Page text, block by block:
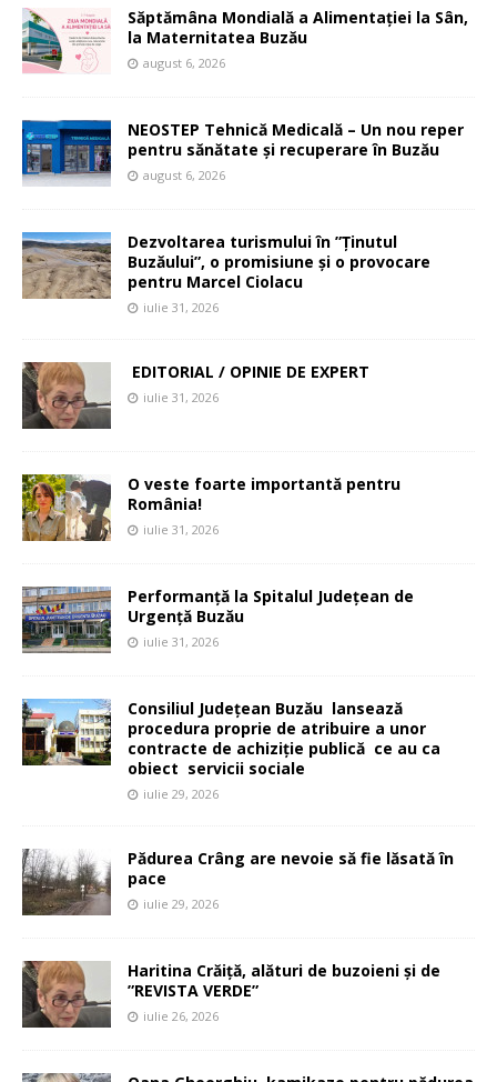
Săptămâna Mondială a Alimentației la Sân,
la Maternitatea Buzău
august 6, 2026
NEOSTEP Tehnică Medicală – Un nou reper
pentru sănătate și recuperare în Buzău
august 6, 2026
Dezvoltarea turismului în ”Ținutul
Buzăului”, o promisiune și o provocare
pentru Marcel Ciolacu
iulie 31, 2026
EDITORIAL / OPINIE DE EXPERT
iulie 31, 2026
O veste foarte importantă pentru
România!
iulie 31, 2026
Performanță la Spitalul Județean de
Urgență Buzău
iulie 31, 2026
Consiliul Județean Buzău lansează
procedura proprie de atribuire a unor
contracte de achiziție publică ce au ca
obiect servicii sociale
iulie 29, 2026
Pădurea Crâng are nevoie să fie lăsată în
pace
iulie 29, 2026
Haritina Crăiță, alături de buzoieni și de
”REVISTA VERDE”
iulie 26, 2026